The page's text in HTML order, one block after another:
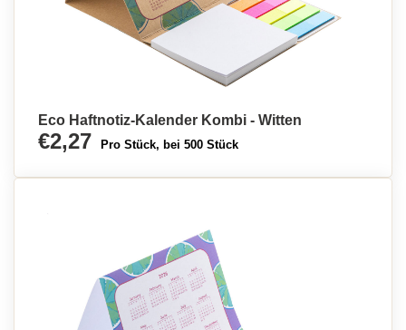
Eco Haftnotiz-Kalender Kombi - Witten
€2,27 Pro Stück, bei 500 Stück